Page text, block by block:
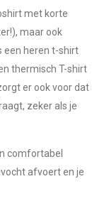
met korte
maar ook
een heren t-shirt
thermisch T-shirt
er ook voor dat
zeker als je
comfortabel
afvoert en je